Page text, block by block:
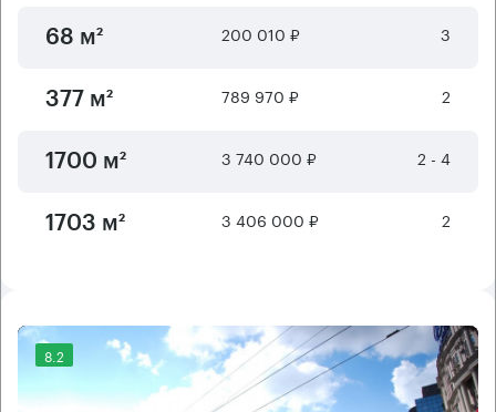
68 м² 200 010 ₽ 3
377 м² 789 970 ₽ 2
1700 м² 3 740 000 ₽ 2 - 4
1703 м² 3 406 000 ₽ 2
8.2